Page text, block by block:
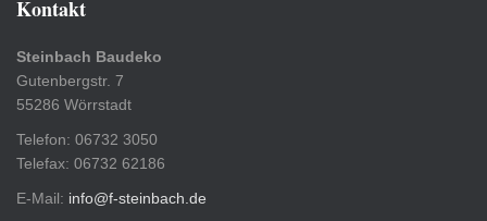
Kontakt
Steinbach Baudeko
Gutenbergstr. 7
55286 Wörrstadt
Telefon: 06732 3050
Telefax: 06732 62186
E-Mail: info@f-steinbach.de